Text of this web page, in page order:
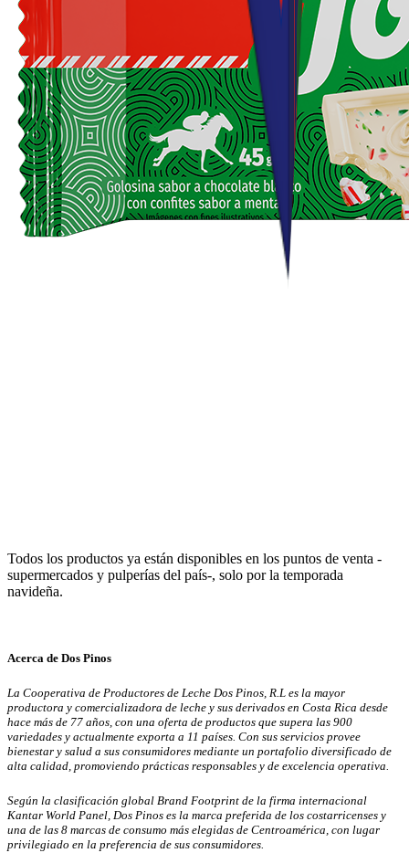
Todos los productos ya están disponibles en los puntos de venta -
supermercados y pulperías del país-, solo por la temporada
navideña.
Acerca de Dos Pinos
La Cooperativa de Productores de Leche Dos Pinos, R.L es la mayor
productora y comercializadora de leche y sus derivados en Costa Rica desde
hace más de 77 años, con una oferta de productos que supera las 900
variedades y actualmente exporta a 11 países. Con sus servicios provee
bienestar y salud a sus consumidores mediante un portafolio diversificado de
alta calidad, promoviendo prácticas responsables y de excelencia operativa.
Según la clasificación global Brand Footprint de la firma internacional
Kantar World Panel, Dos Pinos es la marca preferida de los costarricenses y
una de las 8 marcas de consumo más elegidas de Centroamérica, con lugar
privilegiado en la preferencia de sus consumidores.